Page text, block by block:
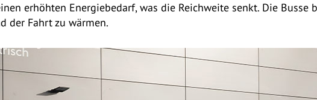
erhöhten Energiebedarf, was die Reichweite senkt. Die Busse
der Fahrt zu wärmen.